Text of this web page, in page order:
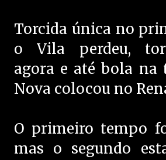
Torcida única no
o Vila perdeu,
agora e até bola na
Nova colocou no
O primeiro tempo
mas o segundo